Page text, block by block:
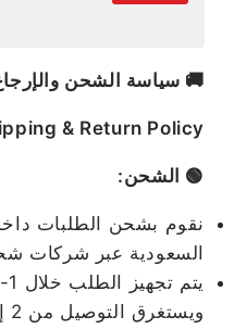
🚚 سياسة الشحن
& Return Policy
🟢 الشحن:
نقوم بشحن الطلبات
السعودية عبر شركات